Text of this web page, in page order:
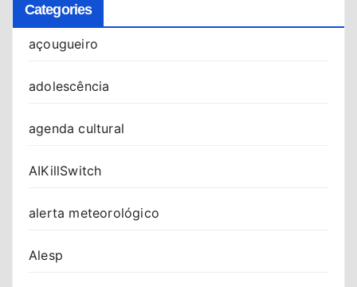
Categories
açougueiro
adolescência
agenda cultural
AIKillSwitch
alerta meteorológico
Alesp